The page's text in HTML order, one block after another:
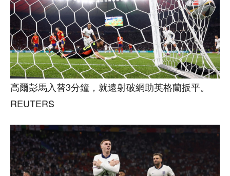
高爾彭馬入替3分鐘，就遠射破網助英格蘭扳平。
REUTERS